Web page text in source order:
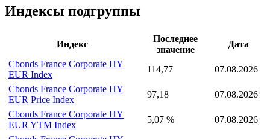
для Excel с помощью формулы
Индексы подгруппы
Индекс
значение
Cbonds France Corporate HY
EUR Index
Cbonds France Corporate HY